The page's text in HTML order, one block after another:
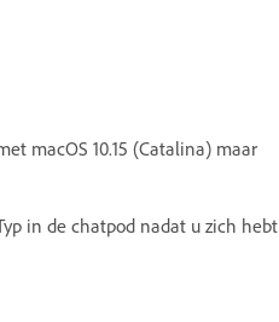
macOS 10.15 (Catalina) maar
in de chatpod nadat u zich hebt